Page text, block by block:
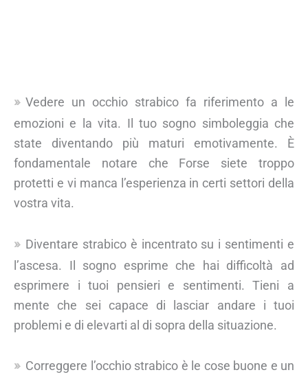
Vedere un occhio strabico fa riferimento a le
emozioni e la vita. Il tuo sogno simboleggia che
state diventando più maturi emotivamente. È
fondamentale notare che Forse siete troppo
protetti e vi manca l’esperienza in certi settori della
vostra vita.
Diventare strabico è incentrato su i sentimenti e
l’ascesa. Il sogno esprime che hai difficoltà ad
esprimere i tuoi pensieri e sentimenti. Tieni a
mente che sei capace di lasciar andare i tuoi
problemi e di elevarti al di sopra della situazione.
Correggere l’occhio strabico è le cose buone e un